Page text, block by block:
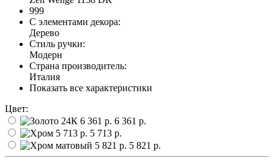
999
С элементами декора:
Дерево
Стиль ручки:
Модерн
Страна производитель:
Италия
Показать все характеристики
Цвет:
6 361 р.
5 713 р.
5 821 р.